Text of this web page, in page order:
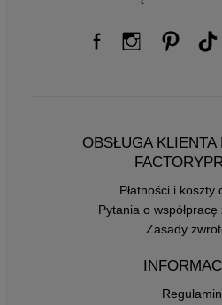
OBSŁUGA KLIENTA
Płatności i koszty
Pytania o
Zasady
Regulamin